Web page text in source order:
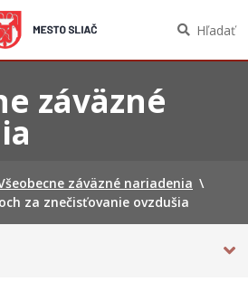
Hľadať
záväzné
záväzné nariadenia \
za znečisťovanie ovzdušia